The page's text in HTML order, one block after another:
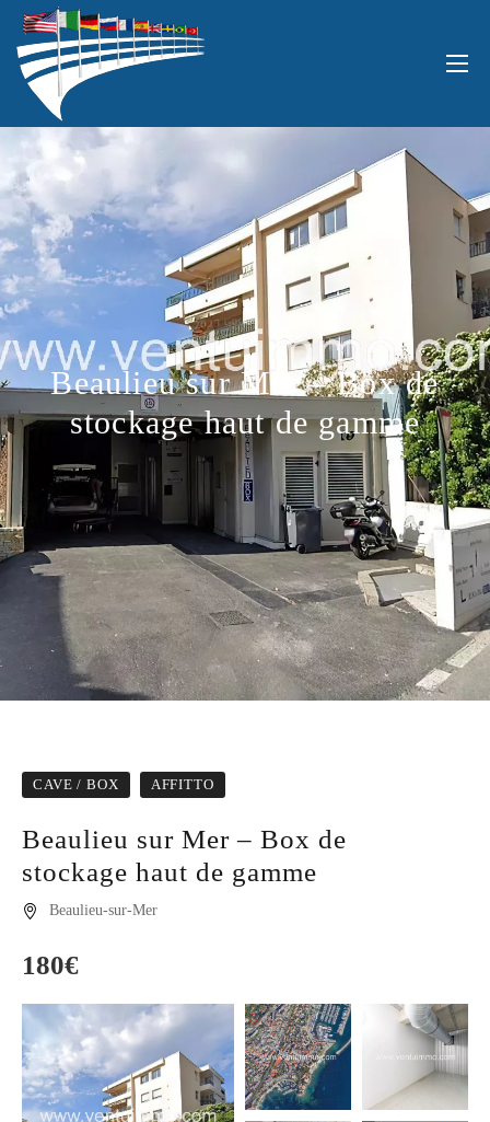
Beaulieu sur Mer – Box de
stockage haut de gamme
CAVE / BOX AFFITTO
Beaulieu sur Mer – Box de
stockage haut de gamme
Beaulieu-sur-Mer
180€